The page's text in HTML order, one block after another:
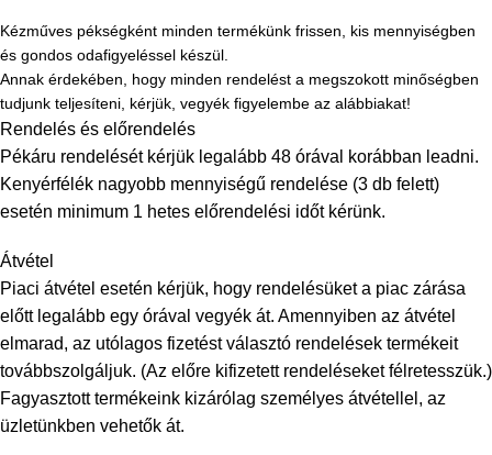
Kézműves pékségként minden termékünk frissen, kis mennyiségben
és gondos odafigyeléssel készül.
Annak érdekében, hogy minden rendelést a megszokott minőségben
tudjunk teljesíteni, kérjük, vegyék figyelembe az alábbiakat!
Rendelés és előrendelés
Pékáru rendelését kérjük legalább 48 órával korábban leadni.
Kenyérfélék nagyobb mennyiségű rendelése (3 db felett)
esetén minimum 1 hetes előrendelési időt kérünk.
Átvétel
Piaci átvétel esetén kérjük, hogy rendelésüket a piac zárása
előtt legalább egy órával vegyék át. Amennyiben az átvétel
elmarad, az utólagos fizetést választó rendelések termékeit
továbbszolgáljuk. (Az előre kifizetett rendeléseket félretesszük.)
Fagyasztott termékeink kizárólag személyes átvétellel, az
üzletünkben vehetők át.